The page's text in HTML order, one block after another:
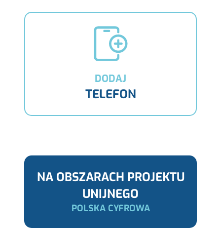
DODAJ
TELEFON
NA OBSZARACH PROJEKTU
UNIJNEGO
POLSKA CYFROWA